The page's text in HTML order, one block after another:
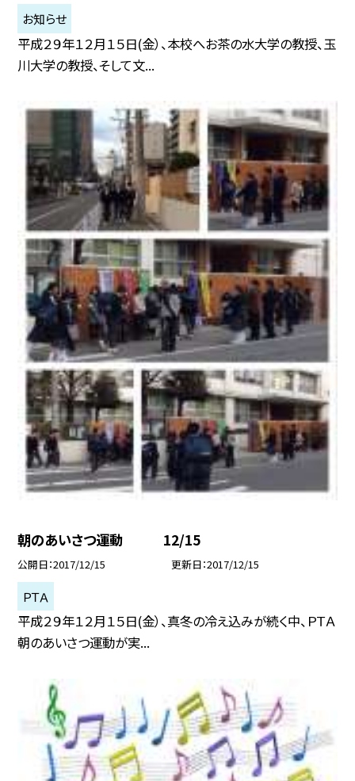
お知らせ
平成２９年１２月１５日(金）、本校へお茶の水大学の教授、玉
川大学の教授、そして文...
朝のあいさつ運動 12/15
公開日 2017/12/15 更新日 2017/12/15
ＰＴＡ
平成２９年１２月１５日(金）、真冬の冷え込みが続く中、ＰＴＡ
朝のあいさつ運動が実...